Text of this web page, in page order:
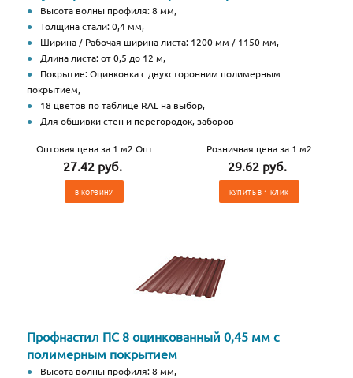
Высота волны профиля: 8 мм,
Толщина стали: 0,4 мм,
Ширина / Рабочая ширина листа: 1200 мм / 1150 мм,
Длина листа: от 0,5 до 12 м,
Покрытие: Оцинковка с двухсторонним полимерным
покрытием,
18 цветов по таблице RAL на выбор,
Для обшивки стен и перегородок, заборов
Оптовая цена за 1 м2 Опт
27.42 руб.
В КОРЗИНУ
Розничная цена за 1 м2
29.62 руб.
КУПИТЬ В 1 КЛИК
Профнастил ПС 8 оцинкованный 0,45 мм с
полимерным покрытием
Высота волны профиля: 8 мм,